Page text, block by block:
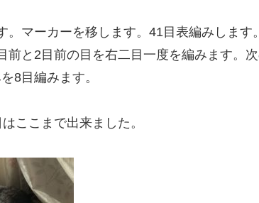
。マーカーを移します。41目表編みします
前と2目前の目を右二目一度を編みます。
8目編みます。
ここまで出来ました。